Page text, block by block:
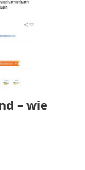
– wie